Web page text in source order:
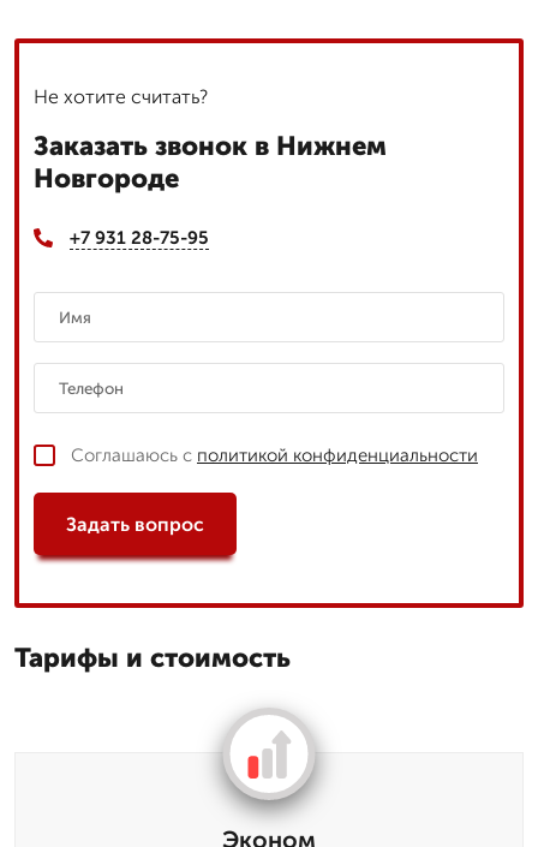
Не хотите считать?
Заказать звонок в Нижнем
Новгороде
+7 931 28-75-95
Соглашаюсь с политикой конфиденциальности
Задать вопрос
Тарифы и стоимость
Эконом